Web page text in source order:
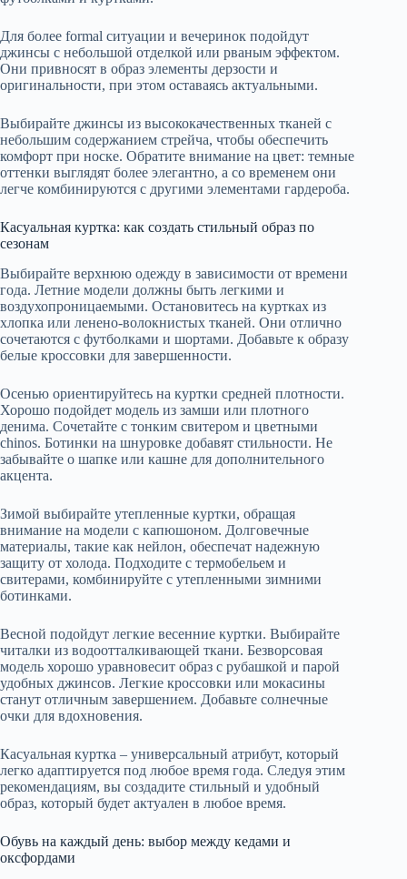
Для более formal ситуации и вечеринок подойдут
джинсы с небольшой отделкой или рваным эффектом.
Они привносят в образ элементы дерзости и
оригинальности, при этом оставаясь актуальными.
Выбирайте джинсы из высококачественных тканей с
небольшим содержанием стрейча, чтобы обеспечить
комфорт при носке. Обратите внимание на цвет: темные
оттенки выглядят более элегантно, а со временем они
легче комбинируются с другими элементами гардероба.
Касуальная куртка: как создать стильный образ по
сезонам
Выбирайте верхнюю одежду в зависимости от времени
года. Летние модели должны быть легкими и
воздухопроницаемыми. Остановитесь на куртках из
хлопка или ленено-волокнистых тканей. Они отлично
сочетаются с футболками и шортами. Добавьте к образу
белые кроссовки для завершенности.
Осенью ориентируйтесь на куртки средней плотности.
Хорошо подойдет модель из замши или плотного
денима. Сочетайте с тонким свитером и цветными
chinos. Ботинки на шнуровке добавят стильности. Не
забывайте о шапке или кашне для дополнительного
акцента.
Зимой выбирайте утепленные куртки, обращая
внимание на модели с капюшоном. Долговечные
материалы, такие как нейлон, обеспечат надежную
защиту от холода. Подходите с термобельем и
свитерами, комбинируйте с утепленными зимними
ботинками.
Весной подойдут легкие весенние куртки. Выбирайте
читалки из водоотталкивающей ткани. Безворсовая
модель хорошо уравновесит образ с рубашкой и парой
удобных джинсов. Легкие кроссовки или мокасины
станут отличным завершением. Добавьте солнечные
очки для вдохновения.
Касуальная куртка – универсальный атрибут, который
легко адаптируется под любое время года. Следуя этим
рекомендациям, вы создадите стильный и удобный
образ, который будет актуален в любое время.
Обувь на каждый день: выбор между кедами и
оксфордами